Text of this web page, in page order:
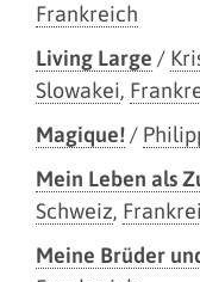
Frankreich
Living Large /
Slowakei,
Magique!/
Mein Leben als
Schweiz,
Meine Brüder